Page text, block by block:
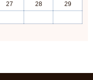
27 28
29